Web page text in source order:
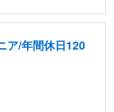
ア/年間休日120